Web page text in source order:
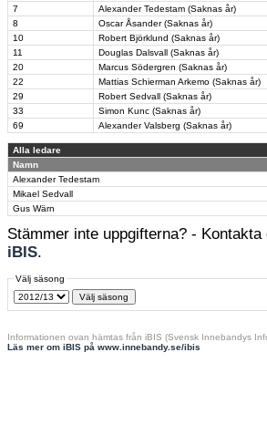
7
Alexander Tedestam (Saknas år)
8
Oscar Åsander (Saknas år)
10
Robert Björklund (Saknas år)
11
Douglas Dalsvall (Saknas år)
20
Marcus Södergren (Saknas år)
22
Mattias Schierman Arkemo (Saknas år)
29
Robert Sedvall (Saknas år)
33
Simon Kunc (Saknas år)
69
Alexander Valsberg (Saknas år)
Alla ledare
Namn
Alexander Tedestam
Mikael Sedvall
Gus Wärn
Stämmer inte uppgifterna? -
iBIS.
Välj säsong
Informationen ovan hämtas från iBIS (Svensk Innebandys
Läs mer om iBIS på www.innebandy.se/ibis